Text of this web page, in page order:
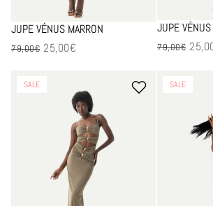
JUPE VÉNUS MARRON
25,00€
Prix en solde
79,00€
JUPE
Prix en
79,00€
-68%
SALE -68%
SALE